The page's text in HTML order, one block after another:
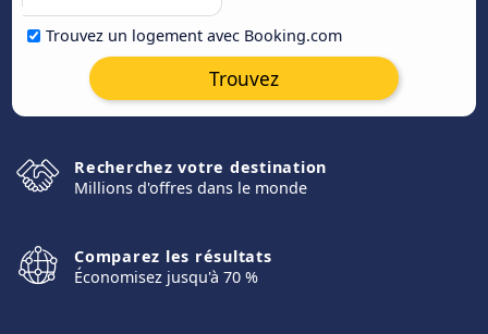
Trouvez un logement avec Booking.com
Trouvez
Recherchez votre destination
Millions d'offres dans le monde
Comparez les résultats
Économisez jusqu'à 70 %